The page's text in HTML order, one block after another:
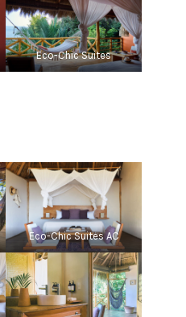
Eco-Chic Suites
Eco-Chic Suites AC